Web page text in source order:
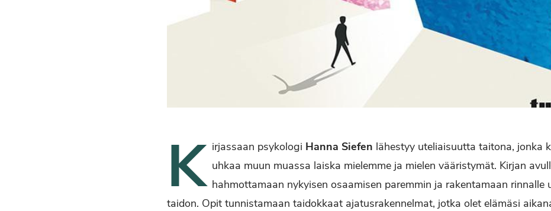
K irjassaan psykologi Hanna Siefen lähestyy uteliaisuutta taitona, jonka
uhkaa muun muassa laiska mielemme ja mielen vääristymät. Kirjan
hahmottamaan nykyisen osaamisen paremmin ja rakentamaan rinnalle
taidon. Opit tunnistamaan taidokkaat ajatusrakennelmat, jotka olet elämäsi